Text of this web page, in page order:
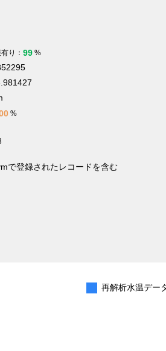
り： 99 %
%
で登録されたレコードを含む
再解析水温デー